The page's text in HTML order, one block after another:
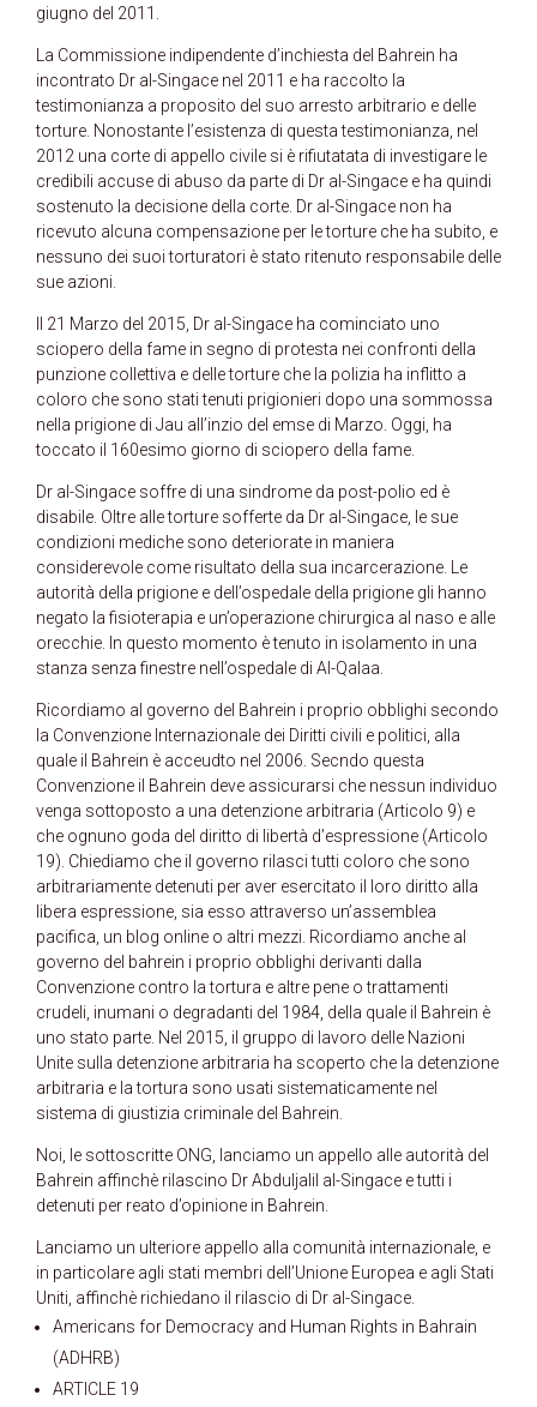
giugno del 2011.
La Commissione indipendente d’inchiesta del Bahrein ha
incontrato Dr al-Singace nel 2011 e ha raccolto la
testimonianza a proposito del suo arresto arbitrario e delle
torture. Nonostante l’esistenza di questa testimonianza, nel
2012 una corte di appello civile si è rifiutatata di investigare le
credibili accuse di abuso da parte di Dr al-Singace e ha quindi
sostenuto la decisione della corte. Dr al-Singace non ha
ricevuto alcuna compensazione per le torture che ha subito, e
nessuno dei suoi torturatori è stato ritenuto responsabile delle
sue azioni.
Il 21 Marzo del 2015, Dr al-Singace ha cominciato uno
sciopero della fame in segno di protesta nei confronti della
punzione collettiva e delle torture che la polizia ha inflitto a
coloro che sono stati tenuti prigionieri dopo una sommossa
nella prigione di Jau all’inzio del emse di Marzo. Oggi, ha
toccato il 160esimo giorno di sciopero della fame.
Dr al-Singace soffre di una sindrome da post-polio ed è
disabile. Oltre alle torture sofferte da Dr al-Singace, le sue
condizioni mediche sono deteriorate in maniera
considerevole come risultato della sua incarcerazione. Le
autorità della prigione e dell’ospedale della prigione gli hanno
negato la fisioterapia e un’operazione chirurgica al naso e alle
orecchie. In questo momento è tenuto in isolamento in una
stanza senza finestre nell’ospedale di Al-Qalaa.
Ricordiamo al governo del Bahrein i proprio obblighi secondo
la Convenzione Internazionale dei Diritti civili e politici, alla
quale il Bahrein è acceudto nel 2006. Secndo questa
Convenzione il Bahrein deve assicurarsi che nessun individuo
venga sottoposto a una detenzione arbitraria (Articolo 9) e
che ognuno goda del diritto di libertà d’espressione (Articolo
19). Chiediamo che il governo rilasci tutti coloro che sono
arbitrariamente detenuti per aver esercitato il loro diritto alla
libera espressione, sia esso attraverso un’assemblea
pacifica, un blog online o altri mezzi. Ricordiamo anche al
governo del bahrein i proprio obblighi derivanti dalla
Convenzione contro la tortura e altre pene o trattamenti
crudeli, inumani o degradanti del 1984, della quale il Bahrein è
uno stato parte. Nel 2015, il gruppo di lavoro delle Nazioni
Unite sulla detenzione arbitraria ha scoperto che la detenzione
arbitraria e la tortura sono usati sistematicamente nel
sistema di giustizia criminale del Bahrein.
Noi, le sottoscritte ONG, lanciamo un appello alle autorità del
Bahrein affinchè rilascino Dr Abduljalil al-Singace e tutti i
detenuti per reato d’opinione in Bahrein.
Lanciamo un ulteriore appello alla comunità internazionale, e
in particolare agli stati membri dell’Unione Europea e agli Stati
Uniti, affinchè richiedano il rilascio di Dr al-Singace.
Americans for Democracy and Human Rights in Bahrain
(ADHRB)
ARTICLE 19